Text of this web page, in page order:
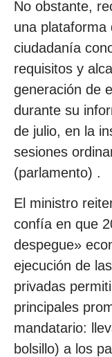
No obstante,
una plataforma
ciudadanía
requisitos y
generación de
durante su
de julio, en la
sesiones
(parlamento) .
El ministro
confía en que
despegue»
ejecución de
privadas
principales
mandatario:
bolsillo) a los